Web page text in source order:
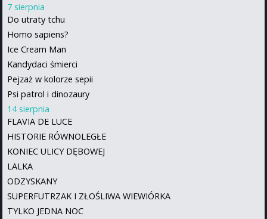
7 sierpnia
Do utraty tchu
Homo sapiens?
Ice Cream Man
Kandydaci śmierci
Pejzaż w kolorze sepii
Psi patrol i dinozaury
14 sierpnia
FLAVIA DE LUCE
HISTORIE RÓWNOLEGŁE
KONIEC ULICY DĘBOWEJ
LALKA
ODZYSKANY
SUPERFUTRZAK I ZŁOŚLIWA WIEWIÓRKA
TYLKO JEDNA NOC